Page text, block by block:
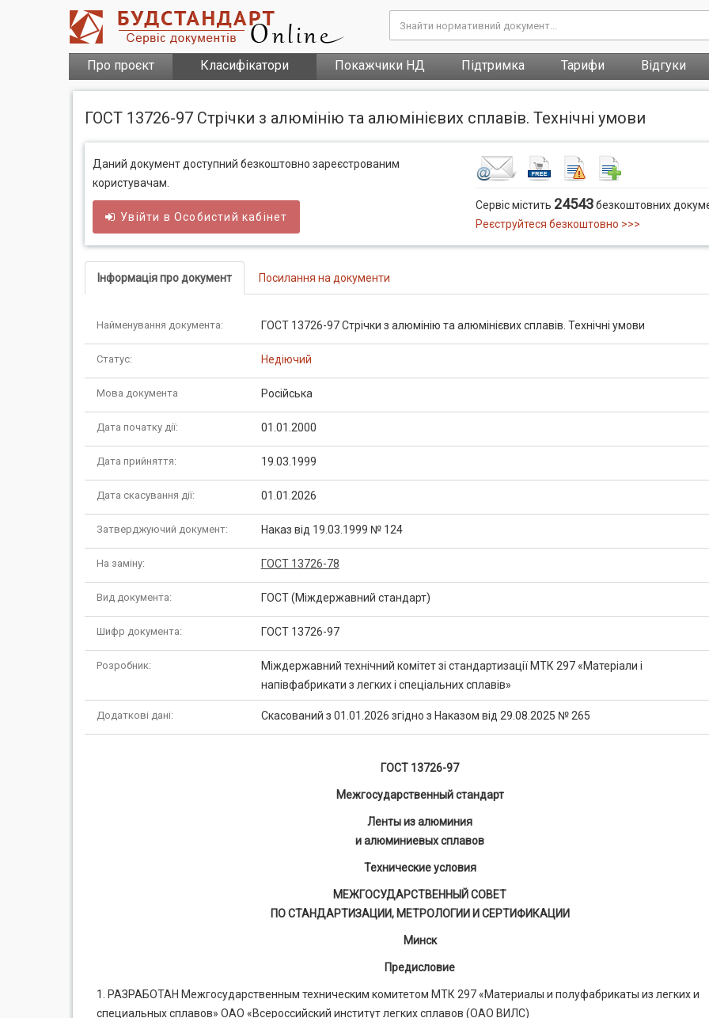
Про проєкт Класифікатори Покажчики НД Підтримка Тарифи Відгуки
ГОСТ 13726-97 Стрічки з алюмінію та алюмінієвих сплавів. Технічні умови
Даний документ доступний безкоштовно зареєстрованим
користувачам.
Увійти вОсобистий кабінет
Сервіс містить 24543безкоштовних
Реєструйтеся безкоштовно >>>
Інформація про документ Посилання на документи
Найменування документа: ГОСТ 13726-97 Стрічки з алюмінію та алюмінієвих сплавів. Технічні умови
Статус: Недіючий
Мова документа Російська
Дата початку дії: 01.01.2000
Дата прийняття: 19.03.1999
Дата скасування дії: 01.01.2026
Затверджуючий документ: Наказ від 19.03.1999 № 124
На заміну: ГОСТ 13726-78
Вид документа: ГОСТ (Міждержавний стандарт)
Шифр документа: ГОСТ 13726-97
Розробник:
Міждержавний технічний комітет зі стандартизації МТК 297 «Матеріали і
напівфабрикати з легких і спеціальних сплавів»
Додаткові дані: Скасований з 01.01.2026 згідно з Наказом від 29.08.2025 № 265
ГОСТ 13726-97
Межгосударственный стандарт
Ленты из алюминия
и алюминиевых сплавов
Технические условия
МЕЖГОСУДАРСТВЕННЫЙ СОВЕТ
ПО СТАНДАРТИЗАЦИИ, МЕТРОЛОГИИ И СЕРТИФИКАЦИИ
Минск
Предисловие
1. РАЗРАБОТАН Межгосударственным техническим комитетом МТК 297 «Материалы и полуфабрикаты из легких и
специальных сплавов» ОАО «Всероссийский институт легких сплавов (ОАО ВИЛС)